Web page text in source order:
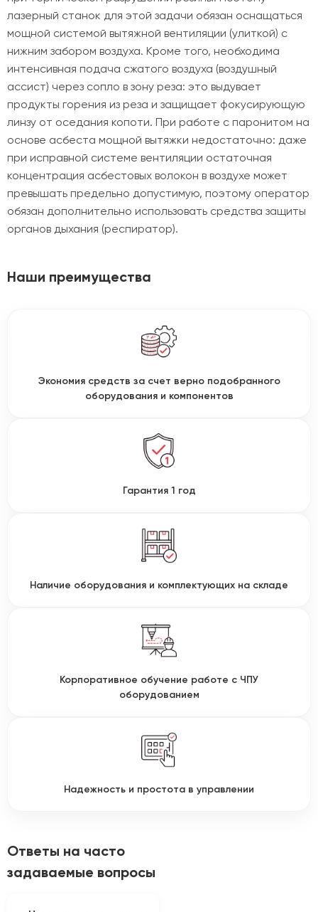
лазерный станок для этой задачи обязан оснащаться
мощной системой вытяжной вентиляции (улиткой) с
нижним забором воздуха. Кроме того, необходима
интенсивная подача сжатого воздуха (воздушный
ассист) через сопло в зону реза: это выдувает
продукты горения из реза и защищает фокусирующую
линзу от оседания копоти. При работе с паронитом на
основе асбеста мощной вытяжки недостаточно: даже
при исправной системе вентиляции остаточная
концентрация асбестовых волокон в воздухе может
превышать предельно допустимую, поэтому оператор
обязан дополнительно использовать средства защиты
органов дыхания (респиратор).
Наши преимущества
Экономия средств за счет верно подобранного
оборудования и компонентов
Гарантия 1 год
Наличие оборудования и комплектующих на складе
Корпоративное обучение работе с ЧПУ
оборудованием
Надежность и простота в управлении
Ответы на часто
задаваемые вопросы